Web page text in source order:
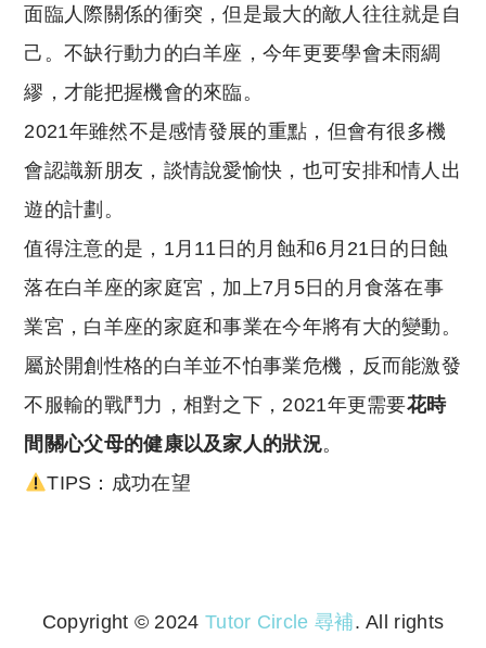
面臨人際關係的衝突，但是最大的敵人往往就是自
己。不缺行動力的白羊座，今年更要學會未雨綢
繆，才能把握機會的來臨。
2021年雖然不是感情發展的重點，但會有很多機
會認識新朋友，談情說愛愉快，也可安排和情人出
遊的計劃。
值得注意的是，1月11日的月蝕和6月21日的日蝕
落在白羊座的家庭宮，加上7月5日的月食落在事
業宮，白羊座的家庭和事業在今年將有大的變動。
屬於開創性格的白羊並不怕事業危機，反而能激發
不服輸的戰鬥力，相對之下，2021年更需要花時
間關心父母的健康以及家人的狀況。
TIPS：成功在望
Copyright © 2024 Tutor Circle 尋補. All rights